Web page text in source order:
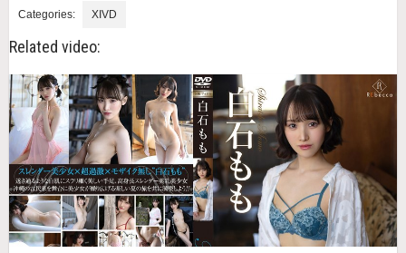
Categories: XIVD
Related video: